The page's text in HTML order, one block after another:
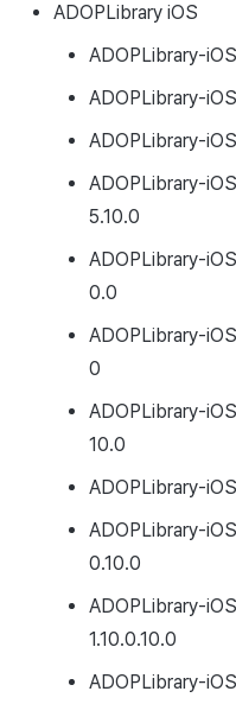
ADOPLibrary iOS
ADOPLibrary-
ADOPLibrary-
ADOPLibrary-
ADOPLibrary-
5.10.0
ADOPLibrary-
0.0
ADOPLibrary-
0
ADOPLibrary-
10.0
ADOPLibrary-
ADOPLibrary-
0.10.0
ADOPLibrary-
1.10.0.10.0
ADOPLibrary-